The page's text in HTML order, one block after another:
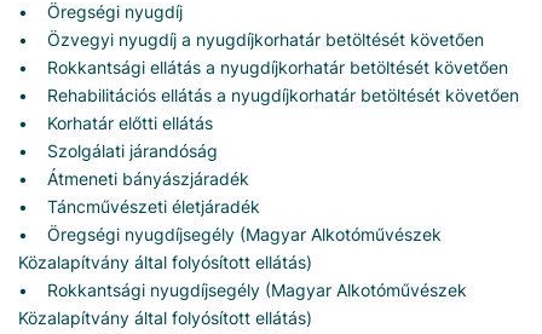
• Öregségi nyugdíj
• Özvegyi nyugdíj a nyugdíjkorhatár betöltését követően
• Rokkantsági ellátás a nyugdíjkorhatár betöltését követően
• Rehabilitációs ellátás a nyugdíjkorhatár betöltését követően
• Korhatár előtti ellátás
• Szolgálati járandóság
• Átmeneti bányászjáradék
• Táncművészeti életjáradék
• Öregségi nyugdíjsegély (Magyar Alkotóművészek
Közalapítvány által folyósított ellátás)
• Rokkantsági nyugdíjsegély (Magyar Alkotóművészek
Közalapítvány által folyósított ellátás)